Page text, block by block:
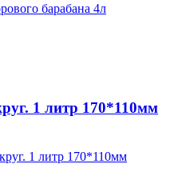
1 литр 170*110мм